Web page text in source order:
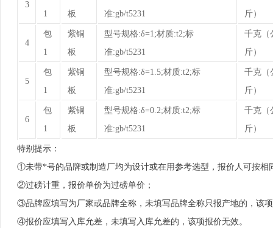
3
1
板
准:gb/t5231
斤）
4
包
1
紫铜
板
型号规格:δ=1;材质:t2;标
准:gb/t5231
千克（
斤）
5
包
1
紫铜
板
型号规格:δ=1.5;材质:t2;标
准:gb/t5231
千克（
斤）
6
包
1
紫铜
板
型号规格:δ=0.2;材质:t2;标
准:gb/t5231
千克（
斤）
特别提示：
①未带*号的品牌或制造厂均为设计或在用参考选型，报价人可按相
②过磅计重，报价单价为过磅单价；
③品牌应填写为厂家或品牌全称，未填写品牌全称只报产地的，该
④报价应填写入库允差，未填写入库允差的，该项报价无效。